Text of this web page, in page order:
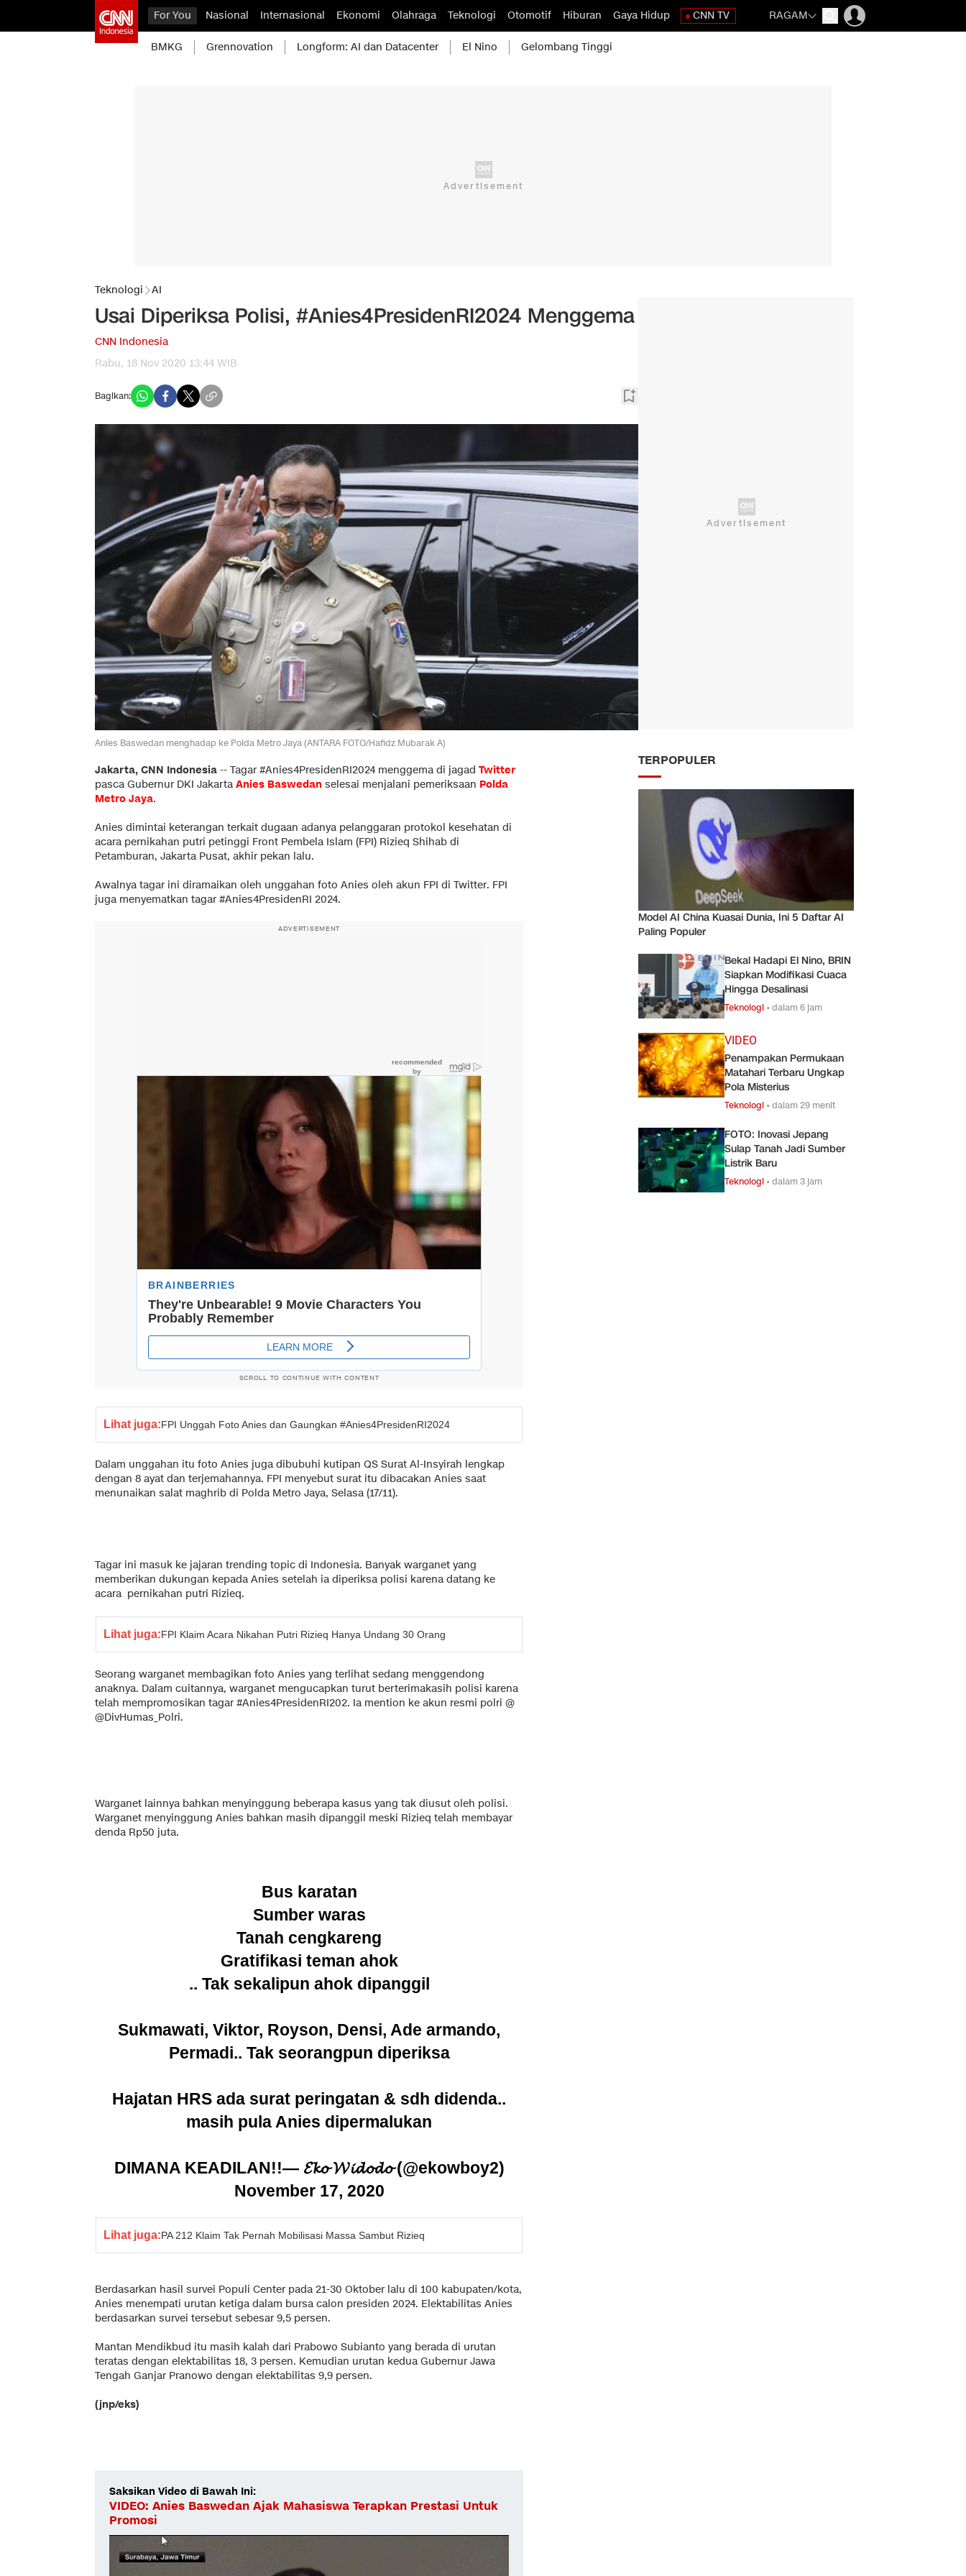
For You Nasional Internasional Ekonomi Olahraga Teknologi Otomotif Hiburan Gaya Hidup CNN TV RAGAM
BMKG Grennovation Longform: AI dan Datacenter El Nino Gelombang Tinggi
Teknologi AI
Usai Diperiksa Polisi, #Anies4PresidenRI2024 Menggema
CNN Indonesia
Rabu, 18 Nov 2020 13:44 WIB
Bagikan:
Anies Baswedan menghadap ke Polda Metro Jaya (ANTARA FOTO/Hafidz Mubarak A)
Jakarta, CNN Indonesia -- Tagar #Anies4PresidenRI2024 menggema di jagad Twitter
pasca Gubernur DKI Jakarta Anies Baswedan selesai menjalani pemeriksaan Polda
Metro Jaya.
Anies dimintai keterangan terkait dugaan adanya pelanggaran protokol kesehatan di
acara pernikahan putri petinggi Front Pembela Islam (FPI) Rizieq Shihab di
Petamburan, Jakarta Pusat, akhir pekan lalu.
Awalnya tagar ini diramaikan oleh unggahan foto Anies oleh akun FPI di Twitter. FPI
juga menyematkan tagar #Anies4PresidenRI 2024.
ADVERTISEMENT
SCROLL TO CONTINUE WITH CONTENT
Lihat juga:FPI Unggah Foto Anies dan Gaungkan #Anies4PresidenRI2024
Dalam unggahan itu foto Anies juga dibubuhi kutipan QS Surat Al-Insyirah lengkap
dengan 8 ayat dan terjemahannya. FPI menyebut surat itu dibacakan Anies saat
menunaikan salat maghrib di Polda Metro Jaya, Selasa (17/11).
Tagar ini masuk ke jajaran trending topic di Indonesia. Banyak warganet yang
memberikan dukungan kepada Anies setelah ia diperiksa polisi karena datang ke
acara pernikahan putri Rizieq.
Lihat juga:FPI Klaim Acara Nikahan Putri Rizieq Hanya Undang 30 Orang
Seorang warganet membagikan foto Anies yang terlihat sedang menggendong
anaknya. Dalam cuitannya, warganet mengucapkan turut berterimakasih polisi karena
telah mempromosikan tagar #Anies4PresidenRI202. Ia mention ke akun resmi polri @
@DivHumas_Polri.
Warganet lainnya bahkan menyinggung beberapa kasus yang tak diusut oleh polisi.
Warganet menyinggung Anies bahkan masih dipanggil meski Rizieq telah membayar
denda Rp50 juta.
Bus karatan
Sumber waras
Tanah cengkareng
Gratifikasi teman ahok
.. Tak sekalipun ahok dipanggil
Sukmawati, Viktor, Royson, Densi, Ade armando,
Permadi.. Tak seorangpun diperiksa
Hajatan HRS ada surat peringatan & sdh didenda..
masih pula Anies dipermalukan
DIMANA KEADILAN!!— 𝓔𝓴𝓸 𝓦𝓲𝓭𝓸𝓭𝓸 (@ekowboy2)
November 17, 2020
Lihat juga:PA 212 Klaim Tak Pernah Mobilisasi Massa Sambut Rizieq
Berdasarkan hasil survei Populi Center pada 21-30 Oktober lalu di 100 kabupaten/kota,
Anies menempati urutan ketiga dalam bursa calon presiden 2024. Elektabilitas Anies
berdasarkan survei tersebut sebesar 9,5 persen.
Mantan Mendikbud itu masih kalah dari Prabowo Subianto yang berada di urutan
teratas dengan elektabilitas 18, 3 persen. Kemudian urutan kedua Gubernur Jawa
Tengah Ganjar Pranowo dengan elektabilitas 9,9 persen.
(jnp/eks)
Saksikan Video di Bawah Ini:
VIDEO: Anies Baswedan Ajak Mahasiswa Terapkan Prestasi Untuk
Promosi
TERPOPULER
Model AI China Kuasai Dunia, Ini 5 Daftar AI
Paling Populer
Bekal Hadapi El Nino, BRIN
Siapkan Modifikasi Cuaca
Hingga Desalinasi
Teknologi •dalam 6 jam
VIDEO
Penampakan Permukaan
Matahari Terbaru Ungkap
Pola Misterius
Teknologi •dalam 29 menit
FOTO: Inovasi Jepang
Sulap Tanah Jadi Sumber
Listrik Baru
Teknologi •dalam 3 jam